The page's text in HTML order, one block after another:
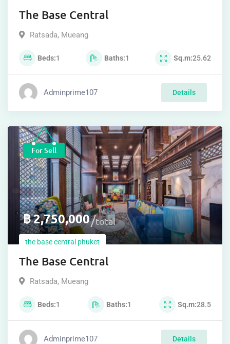
The Base Central
Ratsada, Mueang
Beds 1 Baths 1 Sq.m 25.62
Adminprime107 Details
For Sell
฿2,750,000 total
the base central phuket
The Base Central
Ratsada, Mueang
Beds 1 Baths 1 Sq.m 28.5
Adminprime107 Details